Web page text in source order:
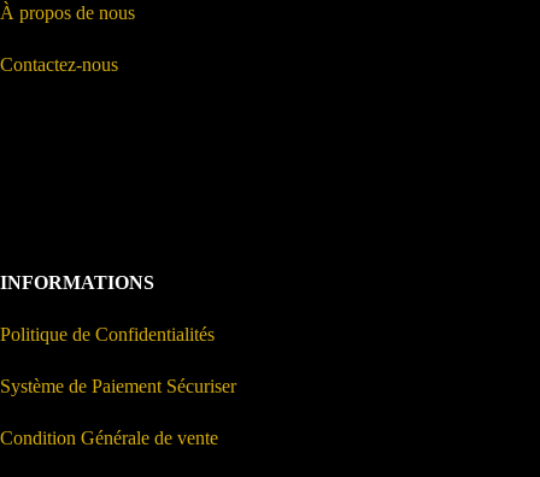
À propos de nous
Contactez-nous
INFORMATIONS
Politique de Confidentialités
Système de Paiement Sécuriser
Condition Générale de vente